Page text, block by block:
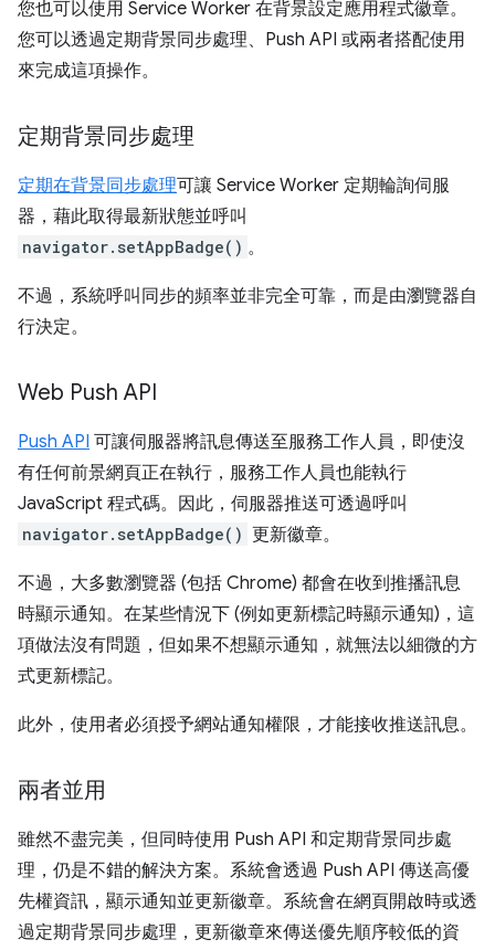
您也可以使用 Service Worker 在背景設定應用程式徽章。
您可以透過定期背景同步處理、Push API 或兩者搭配使用
來完成這項操作。
定期背景同步處理
定期在背景同步處理可讓 Service Worker 定期輪詢伺服
器，藉此取得最新狀態並呼叫
navigator.setAppBadge() 。
不過，系統呼叫同步的頻率並非完全可靠，而是由瀏覽器自
行決定。
Web Push API
Push API 可讓伺服器將訊息傳送至服務工作人員，即使沒
有任何前景網頁正在執行，服務工作人員也能執行
JavaScript 程式碼。因此，伺服器推送可透過呼叫
navigator.setAppBadge() 更新徽章。
不過，大多數瀏覽器 (包括 Chrome) 都會在收到推播訊息
時顯示通知。在某些情況下 (例如更新標記時顯示通知)，這
項做法沒有問題，但如果不想顯示通知，就無法以細微的方
式更新標記。
此外，使用者必須授予網站通知權限，才能接收推送訊息。
兩者並用
雖然不盡完美，但同時使用 Push API 和定期背景同步處
理，仍是不錯的解決方案。系統會透過 Push API 傳送高優
先權資訊，顯示通知並更新徽章。系統會在網頁開啟時或透
過定期背景同步處理，更新徽章來傳送優先順序較低的資